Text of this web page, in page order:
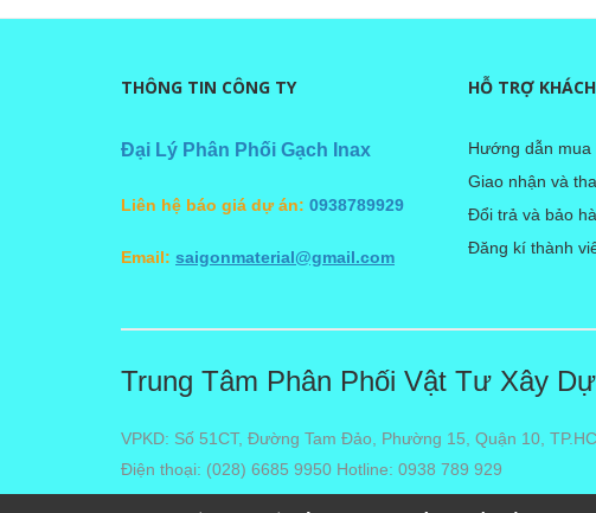
THÔNG TIN CÔNG TY
Đại Lý Phân Phối Gạch Inax
Liên hệ báo giá dự án: 0938789929
Email: saigonmaterial@gmail.com
HỖ TRỢ
Hướng dẫn mua
Giao nhận và
Đổi trả và bảo
Đăng kí thành
Trung Tâm Phân Phối Vật Tư Xây
VPKD: Số 51CT, Đường Tam Đảo, Phường 15, Quận 10,
Điện thoại: (028) 6685 9950 Hotline: 0938 789 929